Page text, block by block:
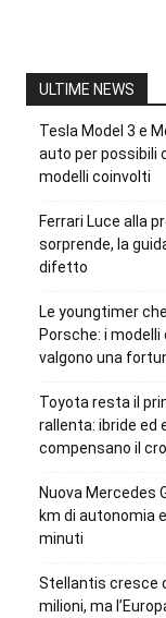
ULTIME NEWS
Tesla Model 3 e
auto per possibili
modelli coinvolti
Ferrari Luce alla
sorprende, la
difetto
Le youngtimer
Porsche: i
valgono una
Toyota resta il
rallenta: ibride ed
compensano il
Nuova Mercedes
km di autonomia
minuti
Stellantis cresce
milioni, ma